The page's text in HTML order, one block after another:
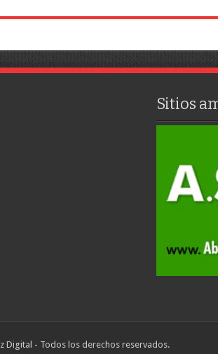
Sitios
Digital - Todos los derechos reservados.